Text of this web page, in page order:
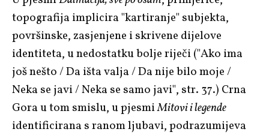
topografija implicira "kartiranje" subjekta,
površinske, zasjenjene i skrivene dijelove
identiteta, u nedostatku bolje riječi ("Ako ima
još nešto / Da išta valja / Da nije bilo moje /
Neka se javi / Neka se samo javi", str. 37.) Crna
Gora u tom smislu, u pjesmiMitovi i legende
identificirana s ranom ljubavi, podrazumijeva